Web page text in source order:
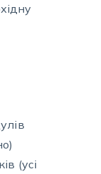
(усі